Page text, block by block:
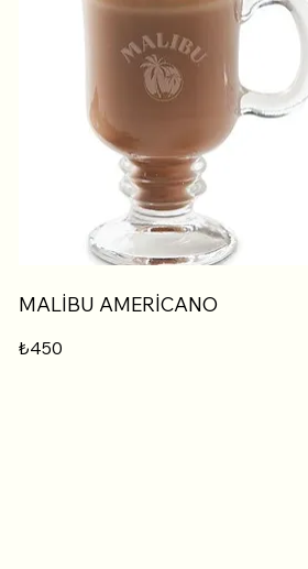
MALİBU AMERİCANO
₺450